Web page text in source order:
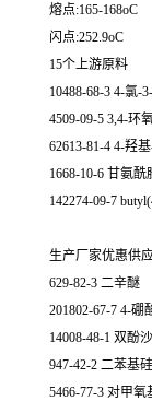
熔点:165-168oC
闪点:252.9oC
15个上游原料
10488-68-3 4-氯-
4509-09-5 3,4-环
62613-81-4 4-羟
1668-10-6 甘氨酰
142274-09-7
生产厂家优惠供
629-82-3 二辛醚
201802-67-7 4-硼
14008-48-1 双酚
947-42-2 二苯基
5466-77-3 对甲